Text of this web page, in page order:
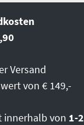
Versand
von € 149,-
innerhalb von 1-2